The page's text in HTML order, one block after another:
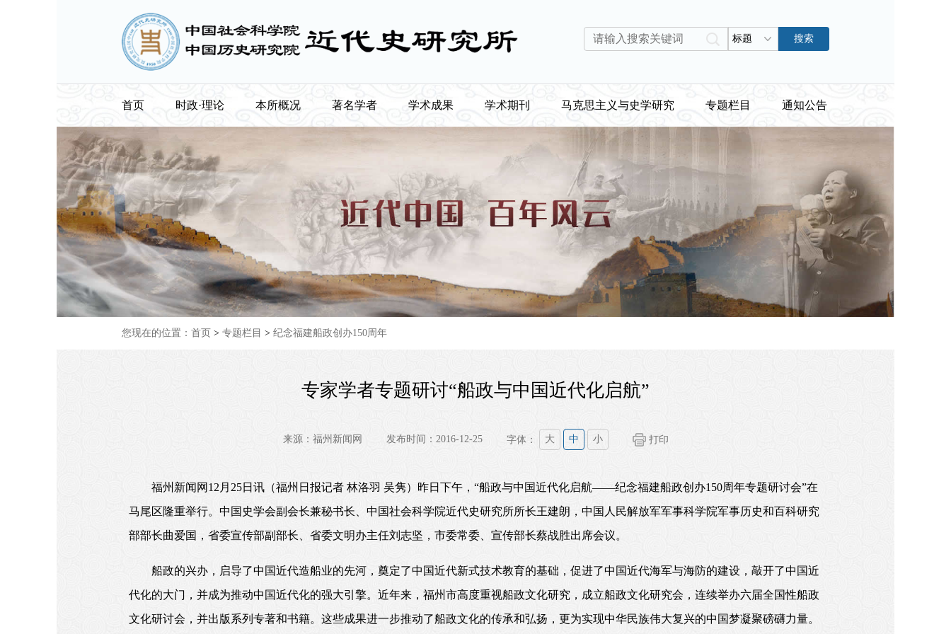
标题 搜索
首页 时政·理论 本所概况 著名学者 学术成果 学术期刊 马克思主义与史学研究 专题栏目 通知公告
您现在的位置： 首页 > 专题栏目 > 纪念福建船政创办150周年
专家学者专题研讨“船政与中国近代化启航”
来源：福州新闻网 发布时间：2016-12-25 字体： 大 中 小 打印
福州新闻网 12月 25日讯（福州日报记者 林洛羽 吴隽）昨日下午， “船政与中国近代化启航——纪念福建船政创办150周年专题研讨会”在
马尾区隆重举行。中国史学会副会长兼秘书长、中国社会科学院近代史研究所所长王建朗，中国人民解放军军事科学院军事历史和百科研究
部部长曲爱国，省委宣传部副部长、省委文明办主任刘志坚，市委常委、宣传部长蔡战胜出席会议。
船政的兴办，启导了中国近代造船业的先河，奠定了中国近代新式技术教育的基础，促进了中国近代海军与海防的建设，敲开了中国近
代化的大门，并成为推动中国近代化的强大引擎。近年来，福州市高度重视船政文化研究，成立船政文化研究会，连续举办六届全国性船政
文化研讨会，并出版系列专著和书籍。这些成果进一步推动了船政文化的传承和弘扬，更为实现中华民族伟大复兴的中国梦凝聚磅礴力量。